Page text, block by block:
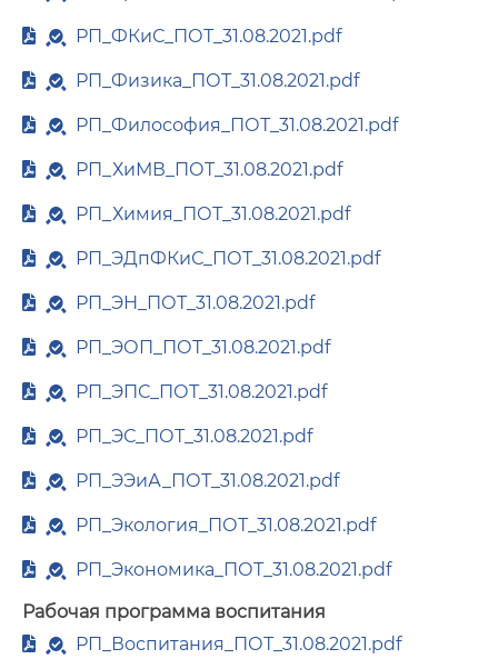
РП_ФКиС_ПОТ_31.08.2021.pdf
РП_Физика_ПОТ_31.08.2021.pdf
РП_Философия_ПОТ_31.08.2021.pdf
РП_ХиМВ_ПОТ_31.08.2021.pdf
РП_Химия_ПОТ_31.08.2021.pdf
РП_ЭДпФКиС_ПОТ_31.08.2021.pdf
РП_ЭН_ПОТ_31.08.2021.pdf
РП_ЭОП_ПОТ_31.08.2021.pdf
РП_ЭПС_ПОТ_31.08.2021.pdf
РП_ЭС_ПОТ_31.08.2021.pdf
РП_ЭЭиА_ПОТ_31.08.2021.pdf
РП_Экология_ПОТ_31.08.2021.pdf
РП_Экономика_ПОТ_31.08.2021.pdf
Рабочая программа воспитания
РП_Воспитания_ПОТ_31.08.2021.pdf